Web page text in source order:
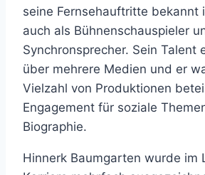
seine Fernsehauftritte bekannt
auch als Bühnenschauspieler
Synchronsprecher. Sein Talent
über mehrere Medien und er
Vielzahl von Produktionen
Engagement für soziale
Biographie.
Hinnerk Baumgarten wurde im